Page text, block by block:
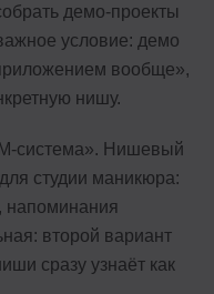
демо-проекты
условие: демо
вообще»,
нишу.
система». Нишевый
студии маникюра:
напоминания
второй вариант
сразу узнаёт как